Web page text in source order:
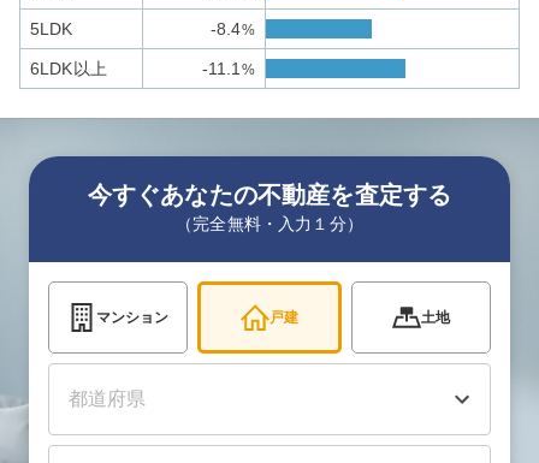
5LDK -8.4%
6LDK以上 -11.1 %
今すぐあなたの不動産を査定する
（完全無料・入力１分）
マンション 戸建 土地